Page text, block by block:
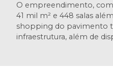
O empreendimento,
41 mil m² e 448 salas
shopping do pavimento
infraestrutura, além de